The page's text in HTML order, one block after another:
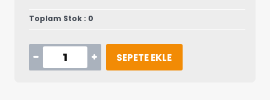
Toplam Stok : 0
SEPETE EKLE